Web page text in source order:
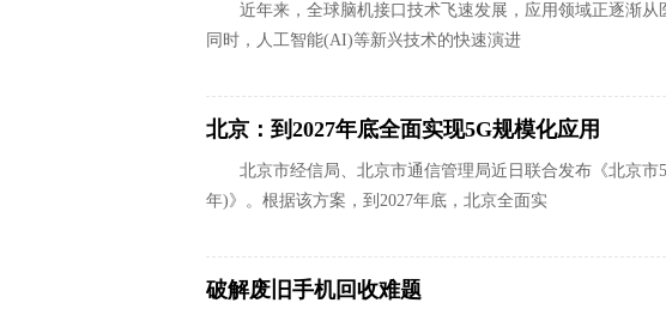
近年来，全球脑机接口技术飞速发展，应用领域正逐渐
同时，人工智能(AI)等新兴技术的快速演进
北京：到2027年底全面实现5G规模化应用
北京市经信局、北京市通信管理局近日联合发布《北京
年)》。根据该方案，到2027年底，北京全面实
破解废旧手机回收难题